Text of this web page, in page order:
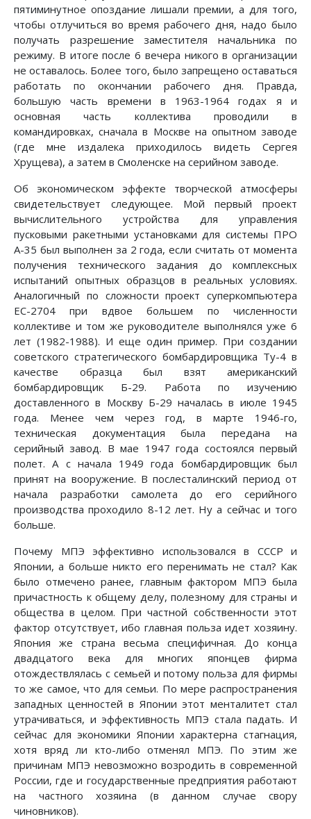
пятиминутное опоздание лишали премии, а для того,
чтобы отлучиться во время рабочего дня, надо было
получать разрешение заместителя начальника по
режиму. В итоге после 6 вечера никого в организации
не оставалось. Более того, было запрещено оставаться
работать по окончании рабочего дня. Правда,
большую часть времени в 1963-1964 годах я и
основная часть коллектива проводили в
командировках, сначала в Москве на опытном заводе
(где мне издалека приходилось видеть Сергея
Хрущева), а затем в Смоленске на серийном заводе.
Об экономическом эффекте творческой атмосферы
свидетельствует следующее. Мой первый проект
вычислительного устройства для управления
пусковыми ракетными установками для системы ПРО
А-35 был выполнен за 2 года, если считать от момента
получения технического задания до комплексных
испытаний опытных образцов в реальных условиях.
Аналогичный по сложности проект суперкомпьютера
ЕС-2704 при вдвое большем по численности
коллективе и том же руководителе выполнялся уже 6
лет (1982-1988). И еще один пример. При создании
советского стратегического бомбардировщика Ту-4 в
качестве образца был взят американский
бомбардировщик Б-29. Работа по изучению
доставленного в Москву Б-29 началась в июле 1945
года. Менее чем через год, в марте 1946-го,
техническая документация была передана на
серийный завод. В мае 1947 года состоялся первый
полет. А с начала 1949 года бомбардировщик был
принят на вооружение. В послесталинский период от
начала разработки самолета до его серийного
производства проходило 8-12 лет. Ну а сейчас и того
больше.
Почему МПЭ эффективно использовался в СССР и
Японии, а больше никто его перенимать не стал? Как
было отмечено ранее, главным фактором МПЭ была
причастность к общему делу, полезному для страны и
общества в целом. При частной собственности этот
фактор отсутствует, ибо главная польза идет хозяину.
Япония же страна весьма специфичная. До конца
двадцатого века для многих японцев фирма
отождествлялась с семьей и потому польза для фирмы
то же самое, что для семьи. По мере распространения
западных ценностей в Японии этот менталитет стал
утрачиваться, и эффективность МПЭ стала падать. И
сейчас для экономики Японии характерна стагнация,
хотя вряд ли кто-либо отменял МПЭ. По этим же
причинам МПЭ невозможно возродить в современной
России, где и государственные предприятия работают
на частного хозяина (в данном случае свору
чиновников).